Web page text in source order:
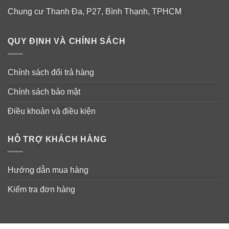
Thuốc giảm đau hạ sốt Advil® Ibuprofen 200mg 360
Children’s vị nho 120ml
Thuốc hạ sốt giảm đau Kirkland Signature
Thuốc giảm đau Bayer Aspirin The Wonder Drug
325mg 500 viên
Viên uống giảm các cơn đau khớp siêu mạnh
Lưu ý: Sản phẩm này không phải là thuốc, không có tác
Chung cư Thanh Đa, P27, Bình Thạnh, TPHCM
QUY ĐỊNH VÀ CHÍNH SÁCH
Chính sách đổi trả hàng
Chính sách bảo mật
Điều khoản và điều kiện
HỖ TRỢ KHÁCH HÀNG
Hướng dẫn mua hàng
Kiểm tra đơn hàng